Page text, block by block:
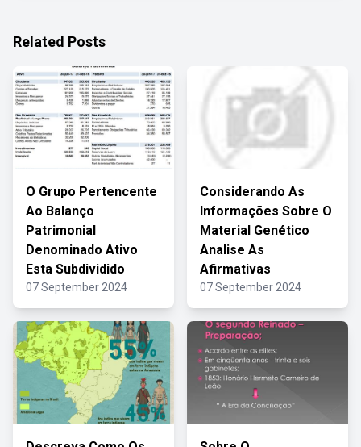
Related Posts
O Grupo Pertencente
Ao Balanço
Patrimonial
Denominado Ativo
Esta Subdividido
07 September 2024
Considerando As
Informações Sobre O
Material Genético
Analise As
Afirmativas
07 September 2024